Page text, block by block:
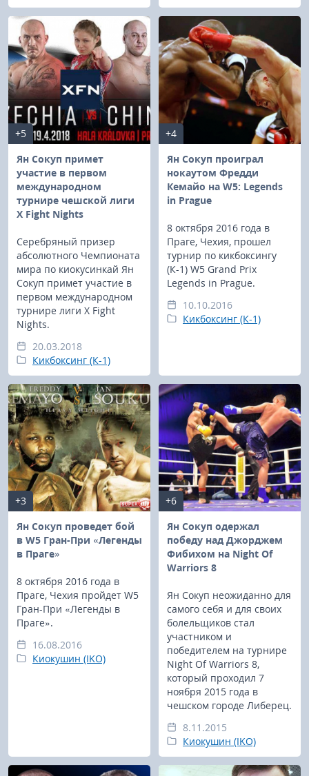
+5
Ян Сокуп примет
участие в первом
международном
турнире чешской лиги
X Fight Nights
Серебряный призер
абсолютного Чемпионата
мира по киокусинкай Ян
Сокуп примет участие в
первом международном
турнире лиги X Fight
Nights.
20.03.2018
Кикбоксинг (К-1)
+4
Ян Сокуп проиграл
нокаутом Фредди
Кемайо на W5: Legends
in Prague
8 октября 2016 года в
Праге, Чехия, прошел
турнир по кикбоксингу
(К-1) W5 Grand Prix
Legends in Prague.
10.10.2016
Кикбоксинг (К-1)
+3
Ян Сокуп проведет бой
в W5 Гран-При «Легенды
в Праге»
8 октября 2016 года в
Праге, Чехия пройдет W5
Гран-При «Легенды в
Праге».
16.08.2016
Киокушин (IKO)
+6
Ян Сокуп одержал
победу над Джорджем
Фибихом на Night Of
Warriors 8
Ян Сокуп неожиданно для
самого себя и для своих
болельщиков стал
участником и
победителем на турнире
Night Of Warriors 8,
который проходил 7
ноября 2015 года в
чешском городе Либерец.
8.11.2015
Киокушин (IKO)